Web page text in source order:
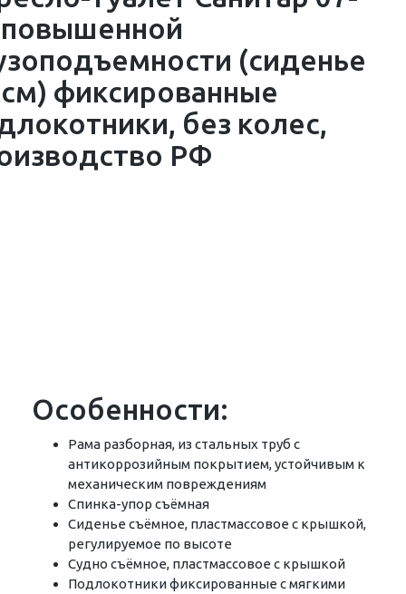
Особенности:
Рама разборная, из стальных труб с
антикоррозийным покрытием, устойчивым к
механическим повреждениям
Спинка-упор съёмная
Сиденье съёмное, пластмассовое с крышкой,
регулируемое по высоте
Судно съёмное, пластмассовое с крышкой
Подлокотники фиксированные с мягкими